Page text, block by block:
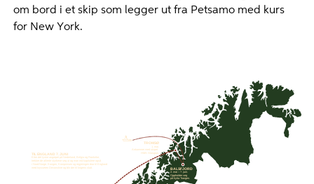
om bord i et skip som legger ut fra Petsamo med kurs
for New York.
BALSFJORD
2. mai –7. juni.
Oppholder seg
på hytta Trangen.
TROMSØ
1. mai.
Ankommer med skipet
HMS Glasgow.
TIL ENGLAND 7. JUNI
Etter det tyske angrepet på Nederland, Belgia og Frankrike,
trekker de allierte styrkene seg ut og man må kapitulere også
i Nord-Norge. Kongen, Kronprinsen og regjeringen drar til England
med krysseren Devonshire og blir der til krigens slutt.